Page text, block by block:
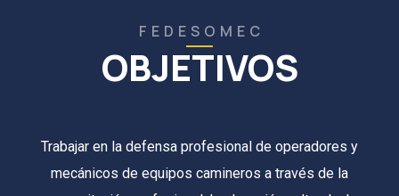
F E D E S O M E C
OBJETIVOS
Trabajar en la defensa profesional de operadores y
mecánicos de equipos camineros a través de la